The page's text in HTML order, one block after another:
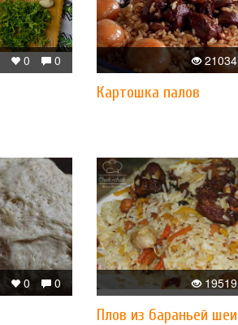
0
0 21034
​Картошка палов
0
0 19519
Плов из бараньей шеи